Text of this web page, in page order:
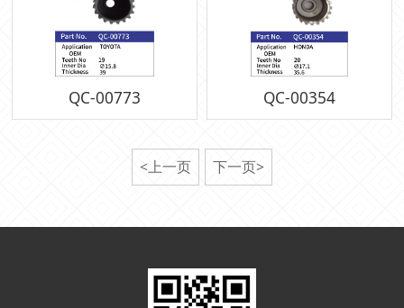
QC-00773 QC-00354
<上一页 下一页>